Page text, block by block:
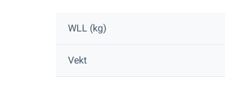
WLL (kg)
Vekt